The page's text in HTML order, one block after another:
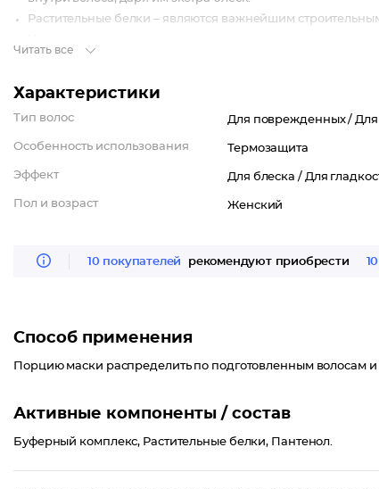
Растительные белки – являются важнейшим
целостность поврежденных участков волос.
Маска "Ультрафиолет" для окрашенных волос Ultra Violet
сделать их более сильными и красивыми.
Читать все
Характеристики
Тип волос Для поврежденных /
Особенность использования Термозащита
Эффект Для блеска / Для
Пол и возраст Женский
10 покупателей рекомендуют приобрести
Способ применения
Порцию маски распределить по подготовленным волосам и
Активные компоненты / состав
Буферный комплекс, Растительные белки, Пантенол.